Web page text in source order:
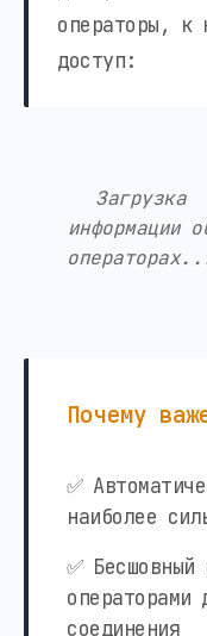
операторы, к
доступ:
Загрузка
информации
Почему
✅
наиболее
✅ Бесшовный
операторами
соединения